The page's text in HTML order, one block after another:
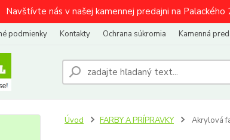
Navštívte nás v našej kamennej predajni na
podmienky Kontakty Ochrana súkromia Kamenná
Úvod FARBY A PRÍPRAVKY Akrylová